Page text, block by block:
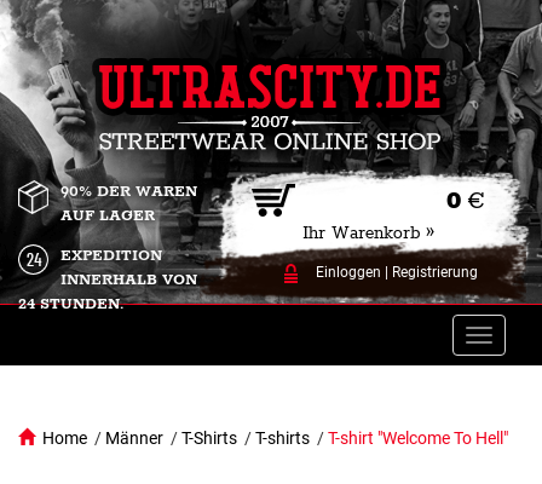
0 €
Ihr Warenkorb »
Einloggen Registrierung
90% DER WAREN
AUF LAGER
EXPEDITION
INNERHALB VON
24 STUNDEN.
Toggle
Home / Männer /T-Shirts /T-shirts /T-shirt "Welcome To Hell"